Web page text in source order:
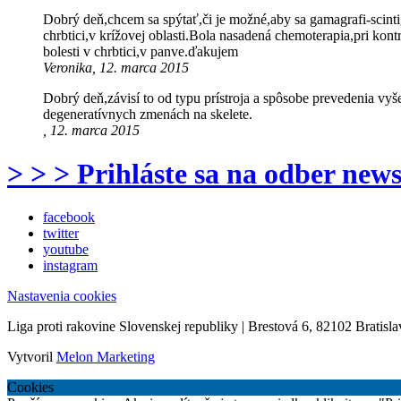
Dobrý deň,chcem sa spýtať,či je možné,aby sa gamagrafi-
chrbtici,v krížovej oblasti.Bola nasadená chemoterapia,pri
bolesti v chrbtici,v panve.ďakujem
Veronika, 12. marca 2015
Dobrý deň,závisí to od typu prístroja a spôsobe prevedenia
degeneratívnych zmenách na skelete.
, 12. marca 2015
> > > Prihláste sa na odber
facebook
twitter
youtube
instagram
Nastavenia cookies
Liga proti rakovine Slovenskej republiky | Brestová 6, 82102
Vytvoril Melon Marketing
Cookies